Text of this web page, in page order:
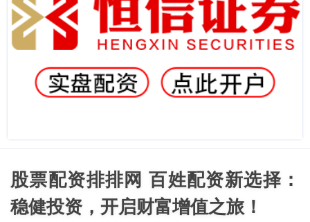
股票配资排排网 百姓配资新选择：
稳健投资，开启财富增值之旅！